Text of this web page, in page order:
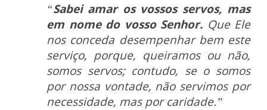
“Sabei amar os vossos servos, mas
em nome do vosso Senhor. Que Ele
nos conceda desempenhar bem este
serviço, porque, queiramos ou não,
somos servos; contudo, se o somos
por nossa vontade, não servimos por
necessidade, mas por caridade.”